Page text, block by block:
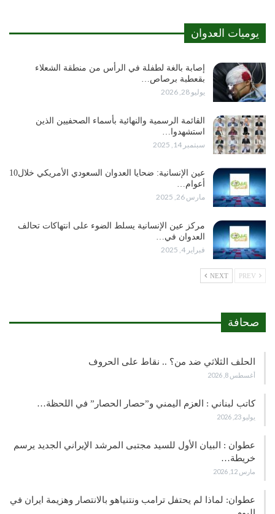
يوميات العدوان
إصابة بالغة لطفلة في الرأس من منطقة الشعلاء
بقعطبة برصاص…
يوليو 28, 2026
القائمة الرسمية والنهائية بأسماء الصحفيين الذين
استشهدوا…
سبتمبر 14, 2025
عين الإنسانية: ضحايا العدوان السعودي الأمريكي خلال10
أعوام…
مارس 26, 2025
مركز عين الإنسانية يسلط الضوء على انتهاكات تحالف
العدوان في…
فبراير 4, 2025
NEXT
صحافة
الحلف الثلاثي ضد من؟ .. نقاط على الحروف
أغسطس 8, 2026
كاتب لبناني : العزم اليمني و”حصار الحصار” في اللحظة…
يوليو 23, 2026
عطوان : البيان الأول للسيد مجتبى المرشد الإيراني الجديد يرسم
خريطة…
مارس 12, 2026
عطوان: لماذا لم يحتفل ترامب ونتنياهو بالانتصار وهزيمة ايران في